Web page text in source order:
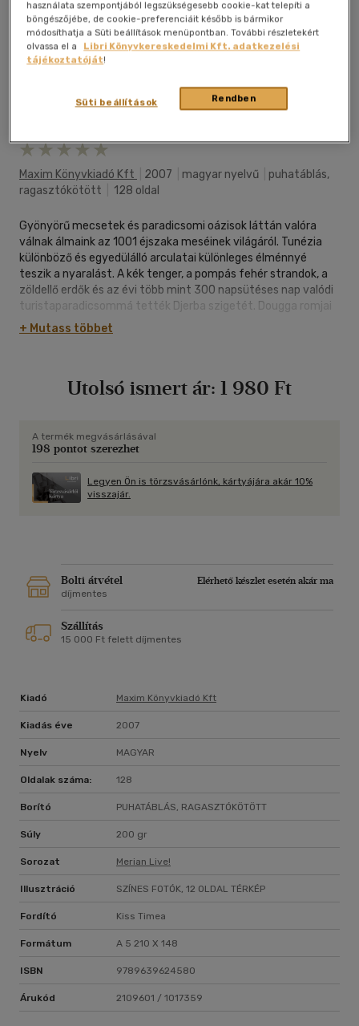
Maxim Könyvkiadó Kft 2007 magyar nyelvű
puhatáblás,
ragasztókötött
128 oldal
Gyönyörű mecsetek és paradicsomi oázisok láttán valóra
válnak álmaink az 1001 éjszaka meséinek világáról. Tunézia
különböző és egyedülálló arculatai különleges élménnyé
teszik a nyaralást. A kék tenger, a pompás fehér strandok, a
zöldellő erdők és az évi több mint 300 napsütéses nap valódi
turistaparadicsommá tették Djerba szigetét. Dougga romjai
vagy a Musée du Bardo római kori mozaikjai a múltba
repítenek, de ha Ichkeul csodaszép természetvédelmi
+ Mutass többet
Utolsó ismert ár: 1 980 Ft
A termék megvásárlásával
198 pontot szerezhet
Legyen Ön is törzsvásárlónk, kártyájára akár 10%
visszajár.
Bolti átvétel
Elérhető készlet esetén akár ma
díjmentes
Szállítás
15 000 Ft felett díjmentes
Kiadó Maxim Könyvkiadó Kft
Kiadás éve 2007
Nyelv MAGYAR
Oldalak száma: 128
Borító PUHATÁBLÁS, RAGASZTÓKÖTÖTT
Súly 200 gr
Sorozat Merian Live!
Illusztráció SZÍNES FOTÓK, 12 OLDAL TÉRKÉP
Fordító Kiss Timea
Formátum A 5 210 X 148
ISBN 9789639624580
Árukód 2109601 / 1017359
használata szempontjából legszükségesebb cookie-kat telepíti a
böngészőjébe, de cookie-preferenciáit később is bármikor
módosíthatja a Süti beállítások menüpontban. További részletekért
olvassa el a
Libri Könyvkereskedelmi Kft. adatkezelési
tájékoztatóját!
Rendben
Süti beállítások